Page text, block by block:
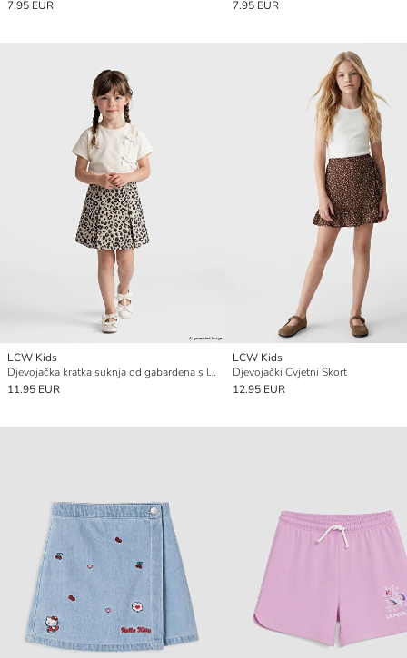
7.95 EUR 7.95 EUR
LCW Kids
Djevojačka kratka suknja od gabardena s leopard printom
11.95 EUR
LCW Kids
Djevojački Cvjetni Skort
12.95 EUR